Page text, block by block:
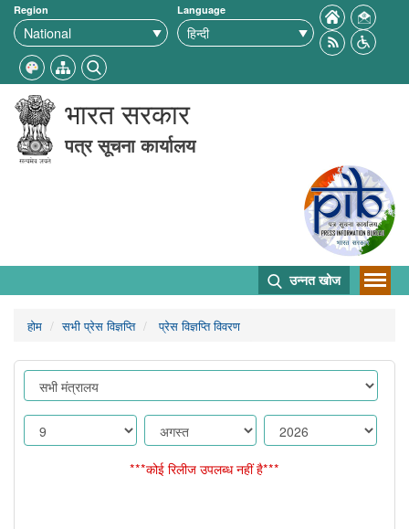
Region Language
भारत सरकार
पत्र सूचना कार्यालय
उन्नत खोज
होम सभी प्रेस विज्ञप्ति प्रेस विज्ञप्ति विवरण
***कोई रिलीज उपलब्ध नहीं है***